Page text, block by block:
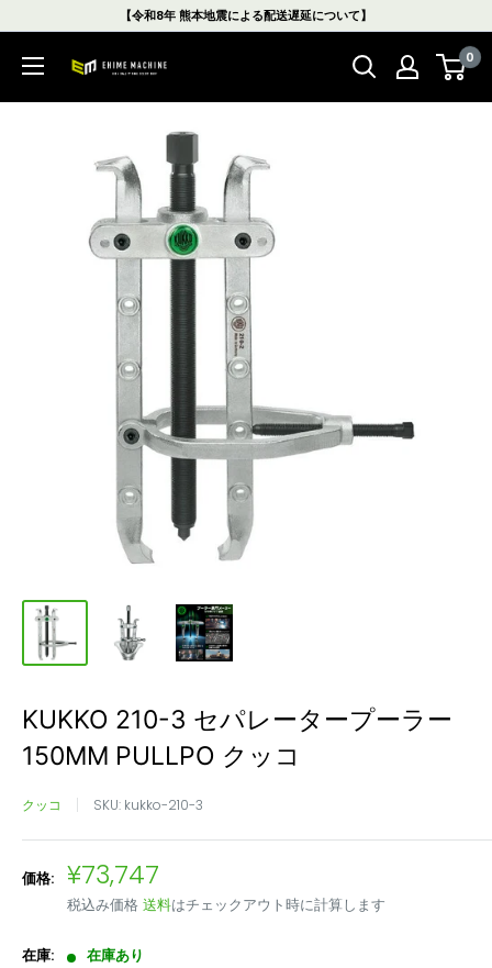
ン
【令和8年 熊本地震による配送遅延について】
エ
0
KUKKO 210-3 セパレータープーラー
150MM PULLPO クッコ
クッコ SKU: kukko-210-3
価格: 販
売
価
格
¥73,747
税込み価格 送料はチェックアウト時に計算します
在庫: 在庫あり